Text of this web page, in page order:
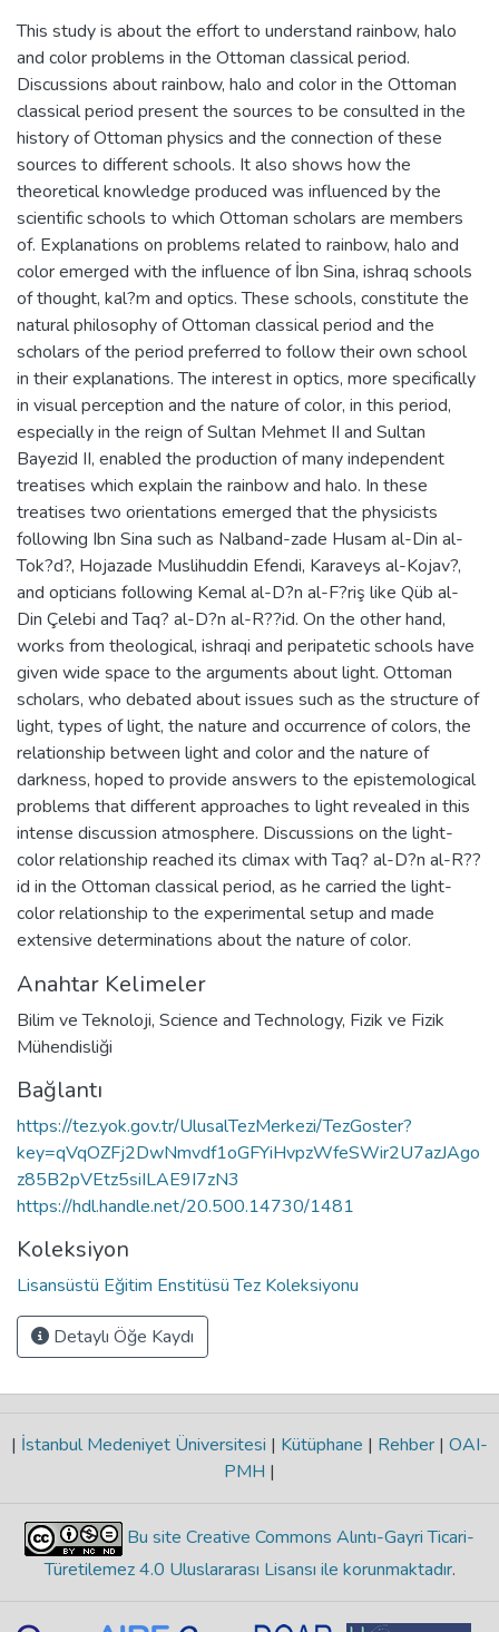
This study is about the effort to understand rainbow, halo
and color problems in the Ottoman classical period.
Discussions about rainbow, halo and color in the Ottoman
classical period present the sources to be consulted in the
history of Ottoman physics and the connection of these
sources to different schools. It also shows how the
theoretical knowledge produced was influenced by the
scientific schools to which Ottoman scholars are members
of. Explanations on problems related to rainbow, halo and
color emerged with the influence of İbn Sina, ishraq schools
of thought, kal?m and optics. These schools, constitute the
natural philosophy of Ottoman classical period and the
scholars of the period preferred to follow their own school
in their explanations. The interest in optics, more specifically
in visual perception and the nature of color, in this period,
especially in the reign of Sultan Mehmet II and Sultan
Bayezid II, enabled the production of many independent
treatises which explain the rainbow and halo. In these
treatises two orientations emerged that the physicists
following Ibn Sina such as Nalband-zade Husam al-Din al-
Tok?d?, Hojazade Muslihuddin Efendi, Karaveys al-Kojav?,
and opticians following Kemal al-D?n al-F?riş like Qüb al-
Din Çelebi and Taq? al-D?n al-R??id. On the other hand,
works from theological, ishraqi and peripatetic schools have
given wide space to the arguments about light. Ottoman
scholars, who debated about issues such as the structure of
light, types of light, the nature and occurrence of colors, the
relationship between light and color and the nature of
darkness, hoped to provide answers to the epistemological
problems that different approaches to light revealed in this
intense discussion atmosphere. Discussions on the light-
color relationship reached its climax with Taq? al-D?n al-R??
id in the Ottoman classical period, as he carried the light-
color relationship to the experimental setup and made
extensive determinations about the nature of color.
Anahtar Kelimeler
Bilim ve Teknoloji, Science and Technology, Fizik ve Fizik
Mühendisliği
Bağlantı
https://tez.yok.gov.tr/UlusalTezMerkezi/TezGoster?
key=qVqOZFj2DwNmvdf1oGFYiHvpzWfeSWir2U7azJAgo
z85B2pVEtz5siILAE9I7zN3
https://hdl.handle.net/20.500.14730/1481
Koleksiyon
Lisansüstü Eğitim Enstitüsü Tez Koleksiyonu
Detaylı Öğe Kaydı
| İstanbul Medeniyet Üniversitesi | Kütüphane | Rehber | OAI-
PMH |
Bu site Creative Commons Alıntı-Gayri Ticari-
Türetilemez 4.0 Uluslararası Lisansı ile korunmaktadır.